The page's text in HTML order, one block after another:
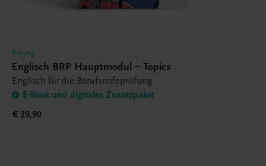
Bildung
Englisch BRP Hauptmodul – Topics
Englisch für die Berufsreifeprüfung
E-Book und digitales Zusatzpaket
€ 29,90